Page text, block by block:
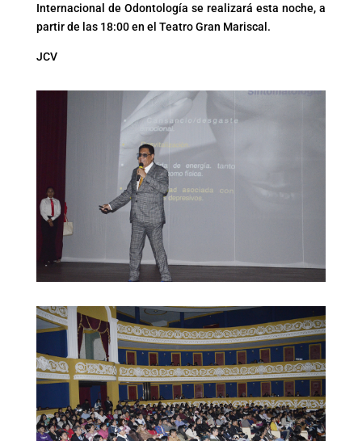
Internacional de Odontología se realizará esta noche, a
partir de las 18:00 en el Teatro Gran Mariscal.
JCV